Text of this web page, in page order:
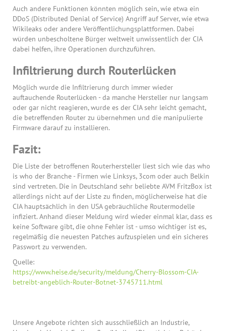
Auch andere Funktionen könnten möglich sein, wie etwa ein
DDoS (Distributed Denial of Service) Angriff auf Server, wie etwa
Wikileaks oder andere Veröffentlichungsplattformen. Dabei
würden unbescholtene Bürger weltweit unwissentlich der CIA
dabei helfen, ihre Operationen durchzuführen.
Infiltrierung durch Routerlücken
Möglich wurde die Infiltrierung durch immer wieder
auftauchende Routerlücken - da manche Hersteller nur langsam
oder gar nicht reagieren, wurde es der CIA sehr leicht gemacht,
die betreffenden Router zu übernehmen und die manipulierte
Firmware darauf zu installieren.
Fazit:
Die Liste der betroffenen Routerhersteller liest sich wie das who
is who der Branche - Firmen wie Linksys, 3com oder auch Belkin
sind vertreten. Die in Deutschland sehr beliebte AVM FritzBox ist
allerdings nicht auf der Liste zu finden, möglicherweise hat die
CIA hauptsächlich in den USA gebräuchliche Routermodelle
infiziert. Anhand dieser Meldung wird wieder einmal klar, dass es
keine Software gibt, die ohne Fehler ist - umso wichtiger ist es,
regelmäßig die neuesten Patches aufzuspielen und ein sicheres
Passwort zu verwenden.
Quelle:
https://www.heise.de/security/meldung/Cherry-Blossom-CIA-
betreibt-angeblich-Router-Botnet-3745711.html
Unsere Angebote richten sich ausschließlich an Industrie,